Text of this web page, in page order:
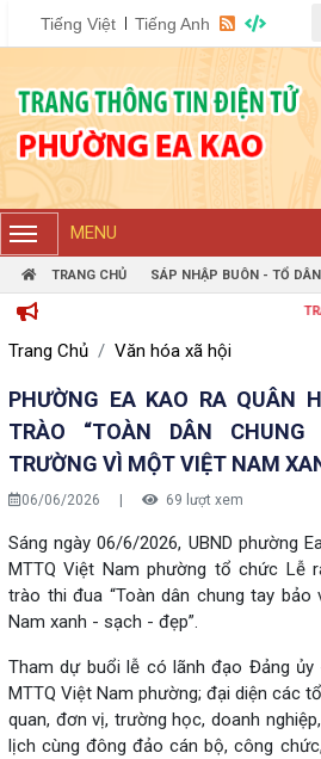
Tiếng Việt Tiếng Anh
MENU
TRANG CHỦ SÁP NHẬP BUÔN - TỔ
TRANG THÔNG
Trang Chủ Văn hóa xã hội
PHƯỜNG EA KAO RA QUÂN
TRÀO “TOÀN DÂN
TRƯỜNG VÌ MỘT VIỆT NAM
06/06/2026 69 lượt xem
Sáng ngày 06/6/2026, UBND phường
MTTQ Việt Nam phường tổ chức Lễ
trào thi đua “Toàn dân chung tay
Nam xanh - sạch - đẹp”.
Tham dự buổi lễ có lãnh đạo Đảng
MTTQ Việt Nam phường; đại diện các
quan, đơn vị, trường học, doanh
lịch cùng đông đảo cán bộ, công